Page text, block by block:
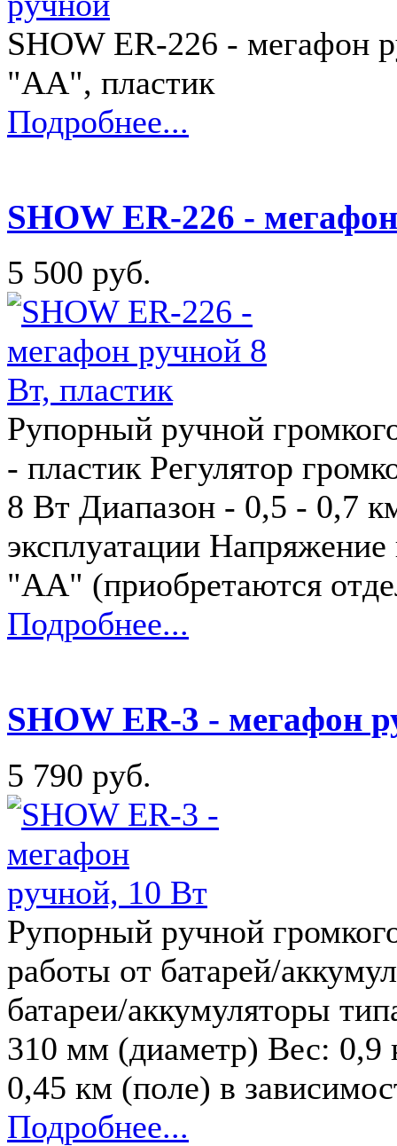
SHOW ER-226 - мегафон
"АА", пластик
Подробнее...
SHOW ER-226 -
5 500 руб.
Рупорный ручной
- пластик Регулятор
8 Вт Диапазон - 0,5 - 0,7
эксплуатации
"АА" (приобретаются
Подробнее...
SHOW ER-3 - мегафон
5 790 руб.
Рупорный ручной
работы от батарей/
батареи/аккумуляторы
310 мм (диаметр) Вес: 0,9
0,45 км (поле) в
Подробнее...